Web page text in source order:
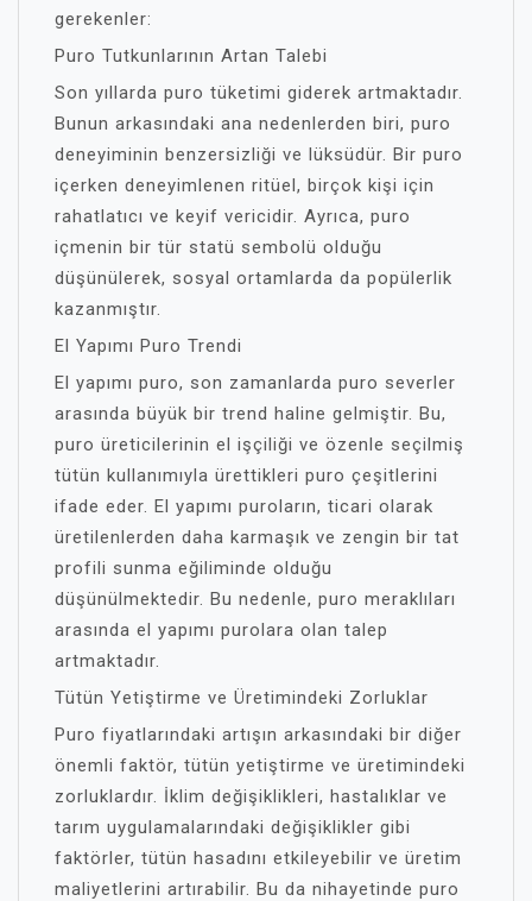
gerekenler:
Puro Tutkunlarının Artan Talebi
Son yıllarda puro tüketimi giderek artmaktadır.
Bunun arkasındaki ana nedenlerden biri, puro
deneyiminin benzersizliği ve lüksüdür. Bir puro
içerken deneyimlenen ritüel, birçok kişi için
rahatlatıcı ve keyif vericidir. Ayrıca, puro
içmenin bir tür statü sembolü olduğu
düşünülerek, sosyal ortamlarda da popülerlik
kazanmıştır.
El Yapımı Puro Trendi
El yapımı puro, son zamanlarda puro severler
arasında büyük bir trend haline gelmiştir. Bu,
puro üreticilerinin el işçiliği ve özenle seçilmiş
tütün kullanımıyla ürettikleri puro çeşitlerini
ifade eder. El yapımı puroların, ticari olarak
üretilenlerden daha karmaşık ve zengin bir tat
profili sunma eğiliminde olduğu
düşünülmektedir. Bu nedenle, puro meraklıları
arasında el yapımı purolara olan talep
artmaktadır.
Tütün Yetiştirme ve Üretimindeki Zorluklar
Puro fiyatlarındaki artışın arkasındaki bir diğer
önemli faktör, tütün yetiştirme ve üretimindeki
zorluklardır. İklim değişiklikleri, hastalıklar ve
tarım uygulamalarındaki değişiklikler gibi
faktörler, tütün hasadını etkileyebilir ve üretim
maliyetlerini artırabilir. Bu da nihayetinde puro